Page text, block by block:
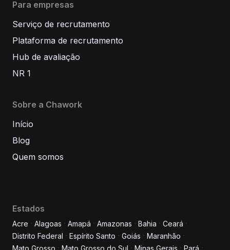
Informe seus dados para
Para empresas
Serviço de recrutamento
Plataforma de recrutamento
Hub de avaliação
NR 1
Sobre a Chawork
Início
Blog
Quem somos
Estados
Acre Alagoas Amapá Amazonas Bahia
Ceará
Distrito Federal
Espírito Santo Goiás
Maranhão